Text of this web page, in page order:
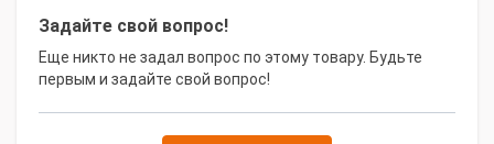
Задайте свой вопрос!
Еще никто не задал вопрос по этому товару. Будьте
первым и задайте свой вопрос!